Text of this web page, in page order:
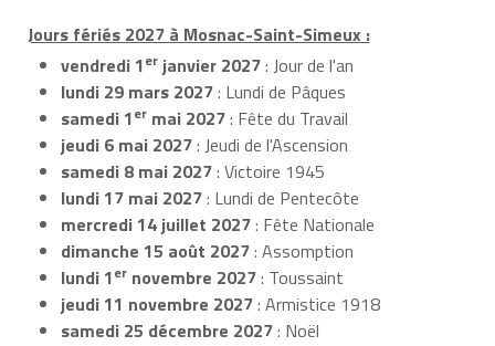
Jours fériés 2027 à Mosnac-Saint-Simeux :
vendredi 1er janvier 2027: Jour de l'an
lundi 29 mars 2027: Lundi de Pâques
samedi 1er mai 2027: Fête du Travail
jeudi 6 mai 2027: Jeudi de l'Ascension
samedi 8 mai 2027: Victoire 1945
lundi 17 mai 2027: Lundi de Pentecôte
mercredi 14 juillet 2027: Fête Nationale
dimanche 15 août 2027: Assomption
lundi 1er novembre 2027: Toussaint
jeudi 11 novembre 2027: Armistice 1918
samedi 25 décembre 2027: Noël